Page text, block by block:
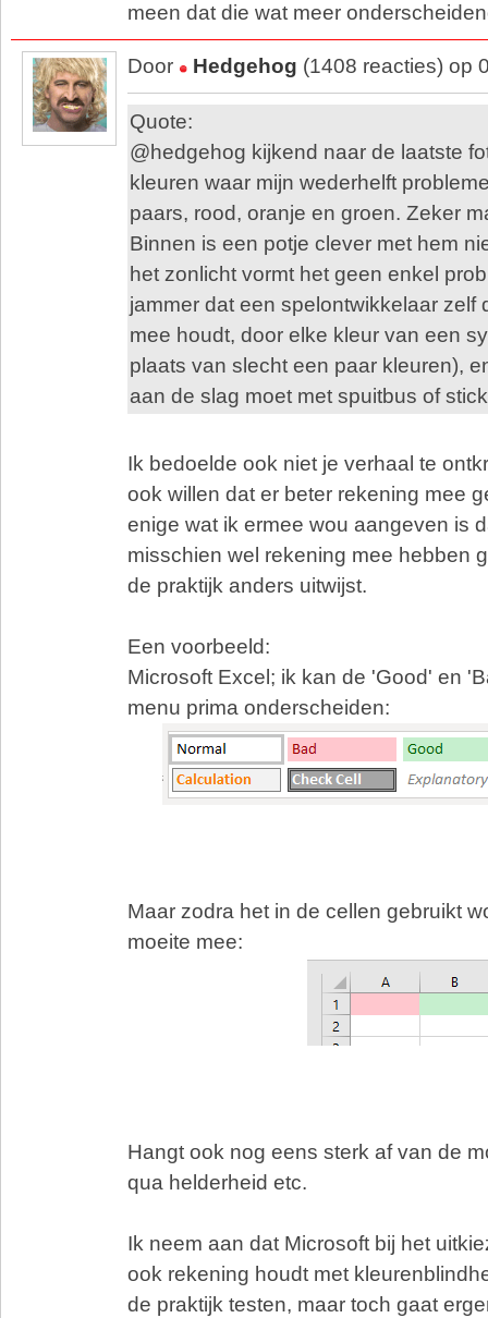
meen dat die wat meer
Door Hedgehog (1408 reacties) op
Quote:
@hedgehog kijkend naar de laatste
kleuren waar mijn wederhelft
paars, rood, oranje en groen. Zeker
Binnen is een potje clever met hem
het zonlicht vormt het geen enkel
jammer dat een spelontwikkelaar zelf
mee houdt, door elke kleur van een
plaats van slecht een paar kleuren),
aan de slag moet met spuitbus of
Ik bedoelde ook niet je verhaal te
ook willen dat er beter rekening mee
enige wat ik ermee wou aangeven is
misschien wel rekening mee hebben
de praktijk anders uitwijst.
Een voorbeeld:
Microsoft Excel; ik kan de 'Good' en
menu prima onderscheiden:
Maar zodra het in de cellen gebruikt
moeite mee:
Hangt ook nog eens sterk af van de
qua helderheid etc.
Ik neem aan dat Microsoft bij het
ook rekening houdt met
de praktijk testen, maar toch gaat